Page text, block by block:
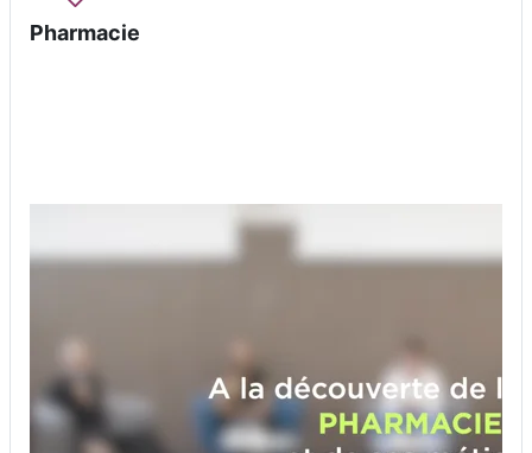
Replier
Pharmacie